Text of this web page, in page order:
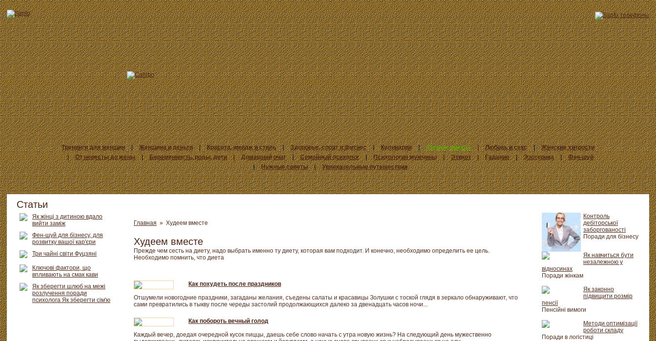
Тренинги для женщин | Женщина и деньги | Красота, имидж и стиль | Здоровье, спорт и фитнес | Кулинария | Худеем вместе | Любовь и секс |
Женские хитрости
|
От невесты до жены | Беременность, роды, дети | Домашний очаг | Семейный психолог | Психология мужчины | Этикет | Гадание | Эзотерика |
Фэн-шуй
|
Нужные советы | Увлекательные путешествия
Главная » Худеем вместе
Худеем вместе
Прежде чем сесть на диету, надо выбрать именно ту диету, которая вам подходит. И конечно, необходимо определить ее цель.
Необходимо помнить, что диета
Как похудеть после праздников
Отшумели новогодние праздники, загаданы желания, съедены салаты и красавицы Золушки с тоской глядя в зеркало обнаруживают, что
сами превратились в тыкву после череды застолий продолжающихся далеко за двенадцать часов ночи...
Как побороть вечный голод
Каждый вечер, доедая очередной кусок пиццы, даешь себе слово начать с утра новую жизнь? На следующий день мужественно
Статьи
Як жінці з дитиною вдало
вийти заміж
Фен-шуй для бізнесу, для
розвитку вашої кар'єри
Три чайні світи Фуцзяні
Ключові фактори, що
впливають на смак кави
Як зберегти шлюб на межі
розлучення поради
психолога Як зберегти сім'ю
Контроль
дебіторської
заборгованості
Поради для бізнесу
Як навчиться бути
незалежною у
відносинах
Поради жінкам
Як законно
підвищити розмір
пенсії
Пенсійні вимоги
Методи оптимізації
роботи складу
Поради в логістиці